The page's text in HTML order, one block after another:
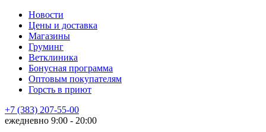
Новости
Цены и доставка
Магазины
Груминг
Ветклиника
Бонусная программа
Оптовым покупателям
Горсть в приют
+7 (383) 207-55-00
ежедневно 9:00 - 20:00